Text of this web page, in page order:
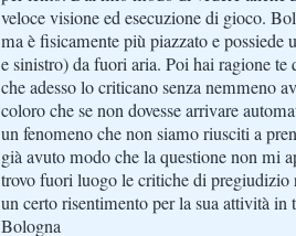
veloce visione ed esecuzione di gioco.
ma è fisicamente più piazzato e possiede
e sinistro) da fuori aria. Poi hai ragione te
che adesso lo criticano senza nemmeno
coloro che se non dovesse arrivare
un fenomeno che non siamo riusciti a
già avuto modo che la questione non mi
trovo fuori luogo le critiche di
un certo risentimento per la sua attività
Bologna